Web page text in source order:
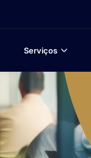
Serviços